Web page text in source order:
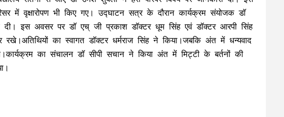
में वृक्षारोपण भी किए गए। उद्घाटन सत्र के दौरान कार्यक्रम संयोजक डॉ
दी। इस अवसर पर डॉ एच् जी प्रकाश डॉक्टर धूम सिंह एवं डॉक्टर आरपी सिंह
का स्वागत डॉक्टर धर्मराज सिंह ने किया।जबकि अंत में धन्यवाद
का संचालन डॉ सीपी सचान ने किया अंत में मिट्टी के बर्तनों की